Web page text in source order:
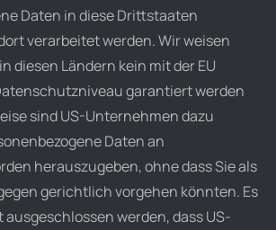
Daten in diese Drittstaaten
verarbeitet werden. Wir weisen
diesen Ländern kein mit der EU
garantiert werden
sind US-Unternehmen dazu
Daten an
herauszugeben, ohne dass Sie als
gerichtlich vorgehen könnten. Es
werden, dass US-